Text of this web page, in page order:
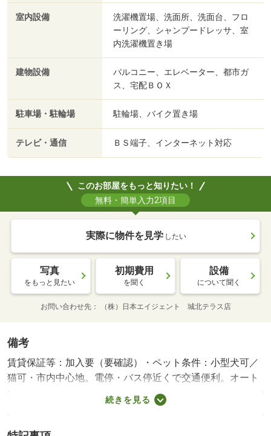
室内設備
洗濯機置場、洗面所、洗面台、フロ
ーリング、シャンプードレッサ、室
内洗濯機置き場
建物設備
バルコニー、エレベーター、都市ガ
ス、宅配ＢＯＸ
駐車場・駐輪場 駐輪場、バイク置き場
テレビ・通信 ＢＳ端子、インターネット対応
このお部屋をもっと知りたい！
無料・簡単入力2項目
実際に物件を見学 したい
写真
をもっと見たい
初期費用
を聞く
設備
について聞く
お問い合わせ先 （株）日本エイジェント 城北テラス店
備考
賃貸保証等：加入要（要確認）・ペット条件：小型犬可／
猫可・市内中心地。電停・バス停近くで交通便利。オート
ロック・インターネット対応分譲マンションです。・バイ
ク置場：有・駐輪場：有・仲介手数料：１．１ヶ月
続きを見る